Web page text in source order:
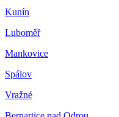
Kunín
Luboměř
Mankovice
Spálov
Vražné